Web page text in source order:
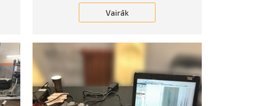
Vairāk